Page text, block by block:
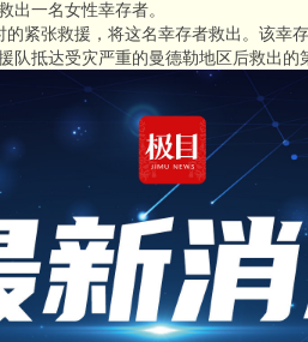
出一名女性幸存者。
紧张救援，将这名幸存者救出。该幸
队抵达受灾严重的曼德勒地区后救出的